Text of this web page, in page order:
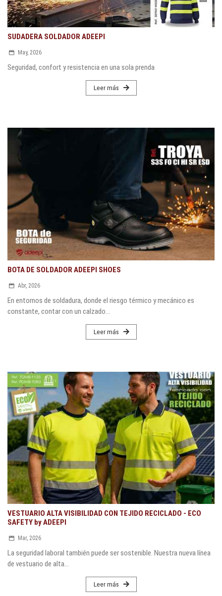
SUDADERA SOLDADOR ADEEPI
May, 2026
Seguridad, confort y resistencia en una sola prenda
Leer más
BOTA DE SOLDADOR ADEEPI SHOES
Abr, 2026
En entornos de soldadura, donde el riesgo térmico y mecánico es
constante, contar con un calzado...
Leer más
VESTUARIO ALTA VISIBILIDAD CON TEJIDO RECICLADO - ECO
SAFETY by ADEEPI
Mar, 2026
La seguridad laboral también puede ser sostenible. Nuestra nueva línea
de vestuario de alta...
Leer más